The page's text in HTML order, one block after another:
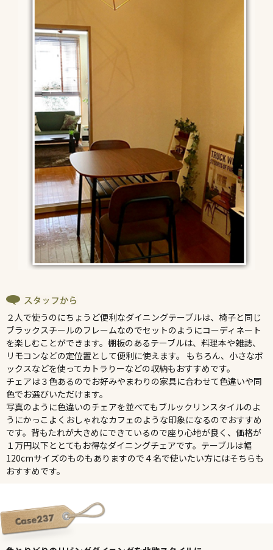
２人で使うのにちょうど便利なダイニングテーブルは、椅子と同じ
ブラックスチールのフレームなのでセットのようにコーディネート
を楽しむことができます。棚板のあるテーブルは、料理本や雑誌、
リモコンなどの定位置として便利に使えます。 もちろん、小さなボ
ックスなどを使ってカトラりーなどの収納もおすすめです。
チェアは３色あるのでお好みやまわりの家具に合わせて色違いや同
色でお選びいただけます。
写真のように色違いのチェアを並べてもブルックリンスタイルのよ
うにかっこよくおしゃれなカフェのような印象になるのでおすすめ
です。背もたれが大きめにできているので座り心地が良く、価格が
１万円以下ととてもお得なダイニングチェアです。テーブルは幅
120cmサイズのものもありますので４名で使いたい方にはそちらも
おすすめです。